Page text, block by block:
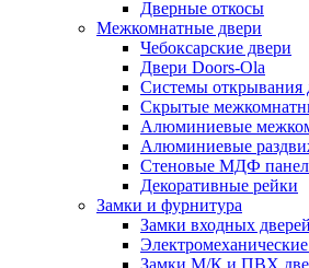
Дверные откосы
Межкомнатные двери
Чебоксарские двери
Двери Doors-Ola
Системы открывания
Скрытые
Алюминиевые
Алюминиевые
Стеновые МДФ
Декоративные рейки
Замки и фурнитура
Замки входных дверей
Замки М/К и ПВХ